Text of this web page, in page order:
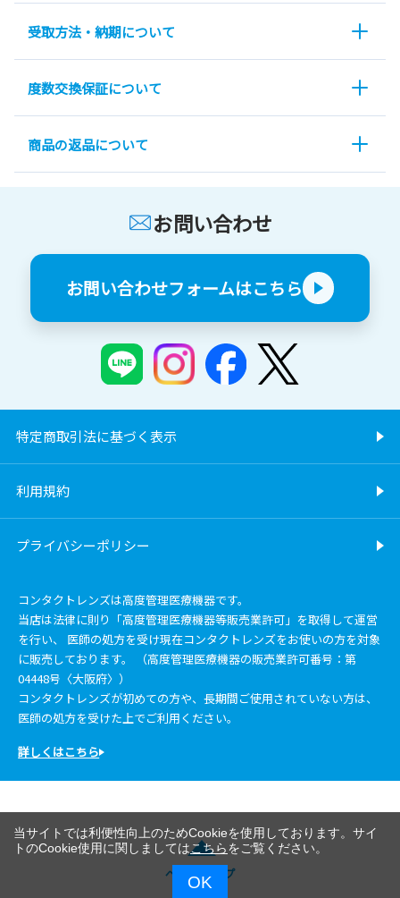
受取方法・納期について
度数交換保証について
商品の返品について
お問い合わせ
お問い合わせフォームはこちら
特定商取引法に基づく表示
利用規約
プライバシーポリシー
コンタクトレンズは高度管理医療機器です。
当店は法律に則り「高度管理医療機器等販売業許可」を取得して運営
を行い、 医師の処方を受け現在コンタクトレンズをお使いの方を対象
に販売しております。 （高度管理医療機器の販売業許可番号：第
04448号〈大阪府〉）
コンタクトレンズが初めての方や、長期間ご使用されていない方は、
医師の処方を受けた上でご利用ください。
詳しくはこちら
ページトップ
当サイトでは利便性向上のためCookieを使用しております。サイ
トのCookie使用に関しましてはこちらをご覧ください。
OK